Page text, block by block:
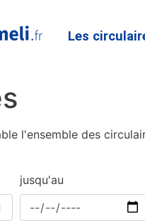
Les
l'ensemble des
jusqu'au